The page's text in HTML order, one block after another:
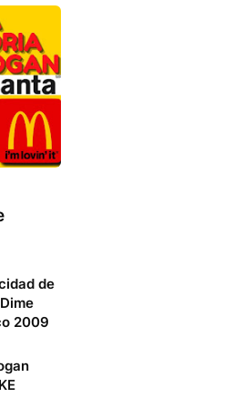
de
2009